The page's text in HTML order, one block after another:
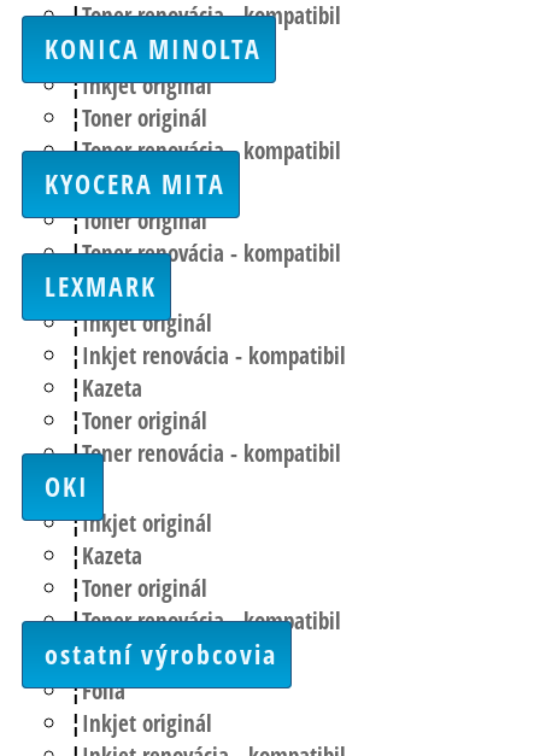
Toner renovácia - kompatibil
KONICA MINOLTA
Inkjet originál
Toner originál
Toner renovácia - kompatibil
KYOCERA MITA
Toner originál
Toner renovácia - kompatibil
LEXMARK
Inkjet originál
Inkjet renovácia - kompatibil
Kazeta
Toner originál
Toner renovácia - kompatibil
OKI
Inkjet originál
Kazeta
Toner originál
Toner renovácia - kompatibil
ostatní výrobcovia
Fólia
Inkjet originál